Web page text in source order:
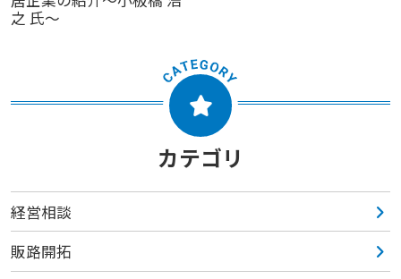
之 氏～
カテゴリ
経営相談
販路開拓